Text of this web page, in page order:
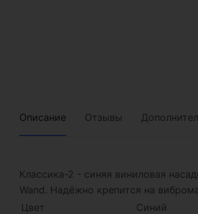
Описание Отзывы
Классика-2 - синяя виниловая
Wand. Надёжно крепится на
Цвет
Синий